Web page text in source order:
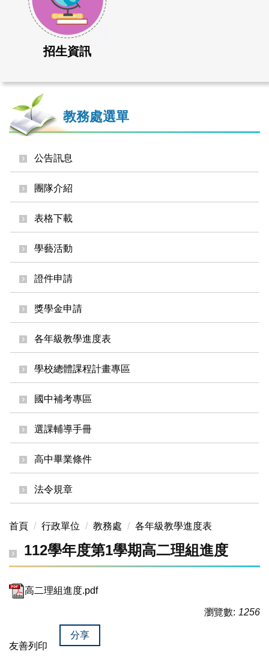
招生資訊
教務處選單
公告訊息
團隊介紹
表格下載
學藝活動
證件申請
獎學金申請
各年級教學進度表
學校總體課程計畫專區
國中補考專區
選課輔導手冊
高中畢業條件
法令規章
首頁 行政單位 教務處 各年級教學進度表
112學年度第1學期高二理組進度
高二理組進度.pdf
瀏覽數: 1256
友善列印
分享